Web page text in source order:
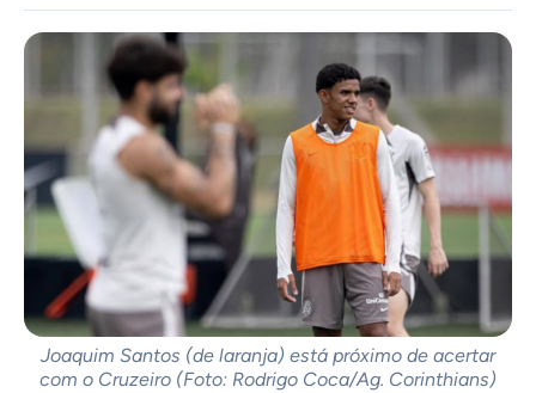
Joaquim Santos (de laranja) está próximo de acertar
com o Cruzeiro (Foto: Rodrigo Coca/Ag. Corinthians)